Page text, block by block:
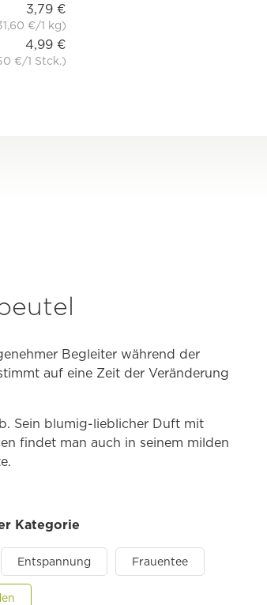
3,79 €
€/1 kg)
4,99 €
€/1 Stck.)
Begleiter während der
auf eine Zeit der Veränderung
Sein blumig-lieblicher Duft mit
findet man auch in seinem milden
Kategorie
Entspannung Frauentee